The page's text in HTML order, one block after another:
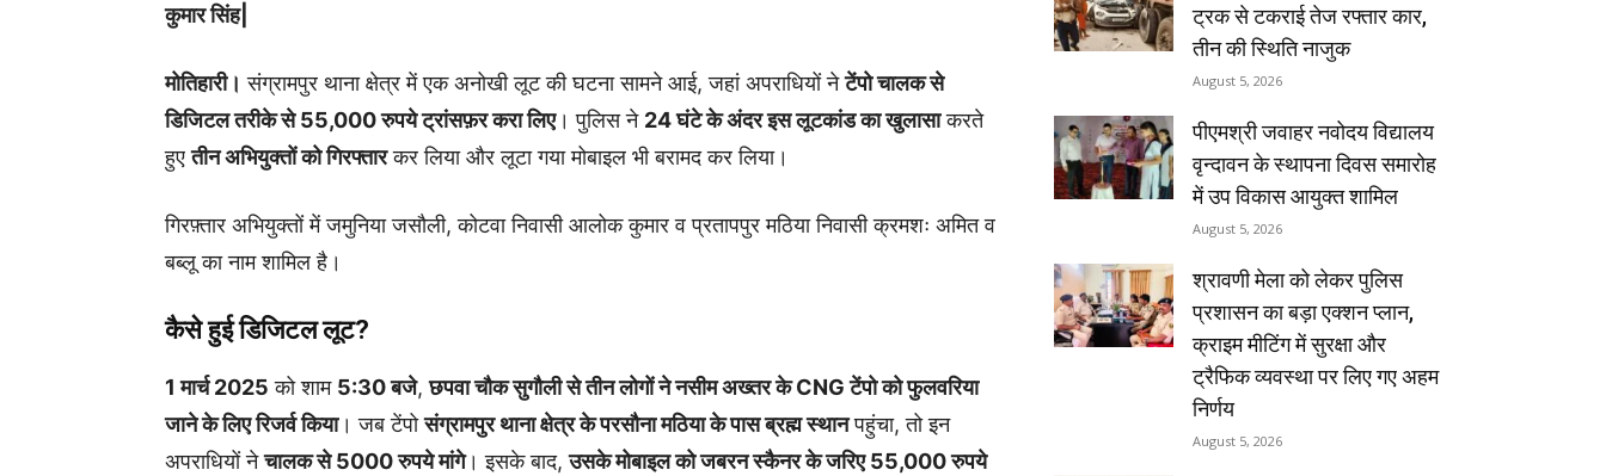
कुमार सिंह|
मोतिहारी। संग्रामपुर थाना क्षेत्र में एक अनोखी लूट की घटना सामने आई, जहां अपराधियों नेटेंपो चालक से
डिजिटल तरीके से 55,000 रुपये ट्रांसफ़र करा लिए। पुलिस ने 24 घंटे के अंदर इस लूटकांड का खुलासाकरते
हुएतीन अभियुक्तों को गिरफ्तारकर लिया और लूटा गया मोबाइल भी बरामद कर लिया।
गिरफ़्तार अभियुक्तों में जमुनिया जसौली, कोटवा निवासी आलोक कुमार व प्रतापपुर मठिया निवासी क्रमशः अमित व
बब्लू का नाम शामिल है।
कैसे हुई डिजिटल लूट?
1 मार्च 2025 को शाम 5:30 बजे,छपवा चौक सुगौली से तीन लोगों ने नसीम अख्तर के CNG टेंपो को फुलवरिया
जाने के लिए रिजर्व किया। जब टेंपोसंग्रामपुर थाना क्षेत्र के परसौना मठिया के पास ब्रह्म स्थानपहुंचा, तो इन
अपराधियों नेचालक से 5000 रुपये मांगे। इसके बाद,उसके मोबाइल को जबरन स्कैनर के जरिए 55,000 रुपये
ट्रक से टकराई तेज रफ्तार कार,
तीन की स्थिति नाजुक
August 5, 2026
पीएमश्री जवाहर नवोदय विद्यालय
वृन्दावन के स्थापना दिवस समारोह
में उप विकास आयुक्त शामिल
August 5, 2026
श्रावणी मेला को लेकर पुलिस
प्रशासन का बड़ा एक्शन प्लान,
क्राइम मीटिंग में सुरक्षा और
ट्रैफिक व्यवस्था पर लिए गए अहम
निर्णय
August 5, 2026